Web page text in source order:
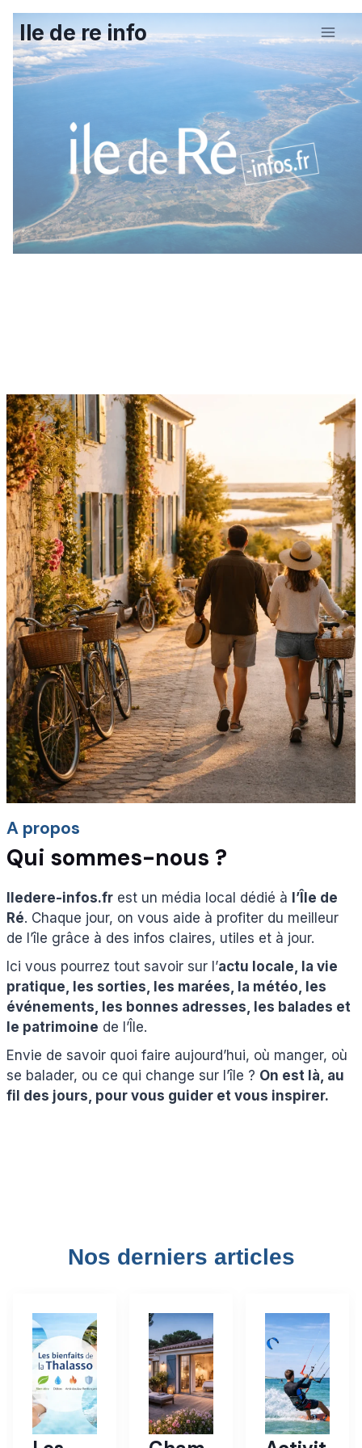
Aller
au
contenu
Ile de re info
A propos
Qui sommes-nous ?
Iledere-infos.fr est un média local dédié à l’Île de
Ré. Chaque jour, on vous aide à profiter du meilleur
de l’île grâce à des infos claires, utiles et à jour.
Ici vous pourrez tout savoir sur l’actu locale, la vie
pratique, les sorties, les marées, la météo, les
événements, les bonnes adresses, les balades et
le patrimoine de l’Île.
Envie de savoir quoi faire aujourd’hui, où manger, où
se balader, ou ce qui change sur l’île ? On est là, au
fil des jours, pour vous guider et vous inspirer.
Nos derniers articles